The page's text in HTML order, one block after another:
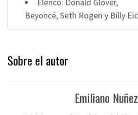
Beyoncé, Seth Rogen y Billy
Sobre el autor
Emiliano Nuñez